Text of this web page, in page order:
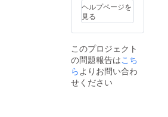
ヘルプページを
見る
このプロジェクト
の問題報告はこち
ら よりお問い合わ
せください